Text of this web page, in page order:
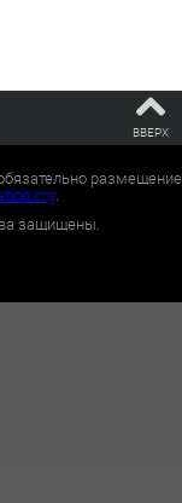
ВВЕРХ
размещение
.
защищены.